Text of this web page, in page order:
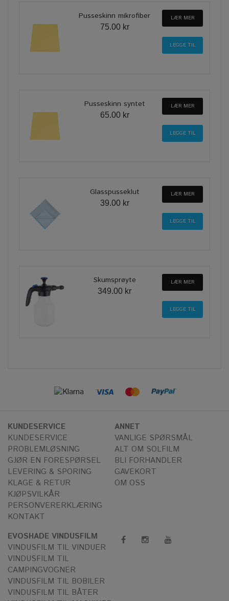
Pusseskinn mikrofiber
75.00 kr
LÆR MER
Pusseskinn syntet
65.00 kr
LÆR MER
Glasspusseklut
39.00 kr
LÆR MER
Skumsprøyte
349.00 kr
LÆR MER
KUNDESERVICE
KUNDESERVICE
PROBLEMLØSNING
GJØR EN FORESPØRSEL
LEVERING & SPORING
KLAGE & RETUR
KJØPSVILKÅR
PERSONVERERKLÆRING
KONTAKT
ANNET
VANLIGE SPØRSMÅL
ALT OM SOLFILM
BLI FORHANDLER
GAVEKORT
OM OSS
EVOSHADE VINDUSFILM
VINDUSFILM TIL VINDUER
VINDUSFILM TIL
CAMPINGVOGNER
VINDUSFILM TIL BOBILER
VINDUSFILM TIL BÅTER